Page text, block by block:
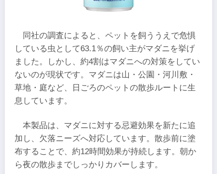
同社の調査によると、ペットを飼ううえで危惧
している虫として63.1％の飼い主がマダニを挙げ
ました。しかし、約4割はマダニへの対策をしてい
ないのが現状です。マダニは山・公園・河川敷・
草地・庭など、日ごろのペットの散歩ルートに生
息しています。
本製品は、マダニに対する忌避効果を新たに追
加し、欠落ニーズへ対応しています。散歩前に塗
布することで、約12時間効果が持続します。朝か
ら夜の散歩までしっかりカバーします。